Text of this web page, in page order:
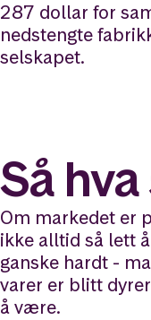
287 dollar for
nedstengte
selskapet.
Så
Om markedet er
ikke alltid så lett
ganske hardt -
varer er blitt
å være.